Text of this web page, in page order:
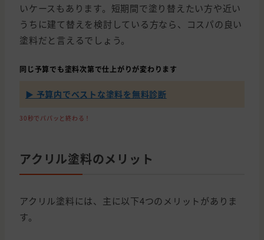
いケースもあります。短期間で塗り替えたい方や近い
うちに建て替えを検討している方なら、コスパの良い
塗料だと言えるでしょう。
同じ予算でも塗料次第で仕上がりが変わります
▶ 予算内でベストな塗料を無料診断
30秒でパパッと終わる！
アクリル塗料のメリット
アクリル塗料には、主に以下4つのメリットがありま
す。